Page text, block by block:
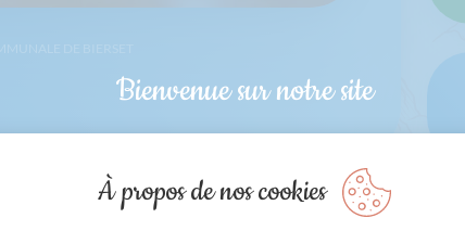
Bienvenue sur notre site
À propos de nos cookies